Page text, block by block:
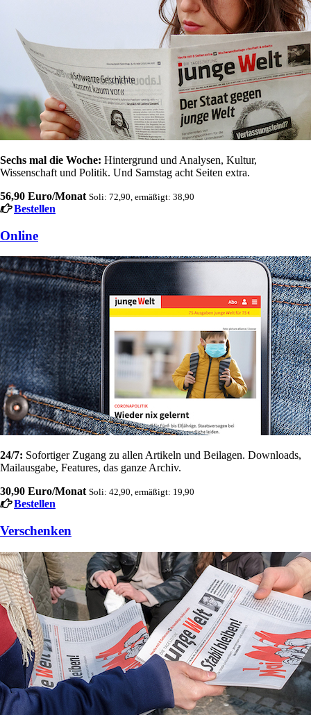
Sechs mal die Woche: Hintergrund und Analysen, Kultur,
Wissenschaft und Politik. Und Samstag acht Seiten extra.
56,90 Euro/Monat Soli: 72,90, ermäßigt: 38,90
Bestellen
Online
24/7: Sofortiger Zugang zu allen Artikeln und Beilagen. Downloads,
Mailausgabe, Features, das ganze Archiv.
30,90 Euro/Monat Soli: 42,90, ermäßigt: 19,90
Bestellen
Verschenken